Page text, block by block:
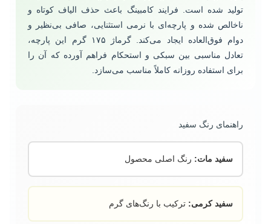
تولید شده است. فرایند کامبینگ باعث حذف الیاف کوتاه و
ناخالص شده و پارچه‌ای با نرمی استثنایی، صافی بی‌نظیر و
دوام فوق‌العاده ایجاد می‌کند. گرماژ ۱۷۵ گرم این پارچه،
تعادل مناسبی بین سبکی و استحکام فراهم آورده که آن را
برای استفاده روزانه کاملاً مناسب می‌سازد.
راهنمای رنگ سفید
سفید مات: رنگ اصلی محصول
سفید کرمی: ترکیب با رنگ‌های گرم